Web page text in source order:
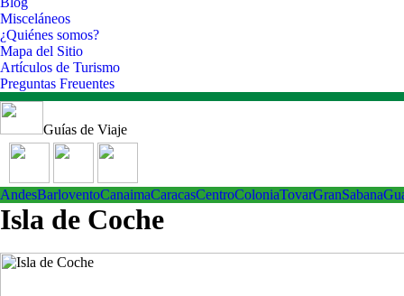
Misceláneos
¿Quiénes somos?
Mapa del Sitio
Artículos de Turismo
Preguntas Freuentes
Guías de Viaje
AndesBarloventoCanaimaCaracasCentroColoniaTovarGranSabana
Isla de Coche